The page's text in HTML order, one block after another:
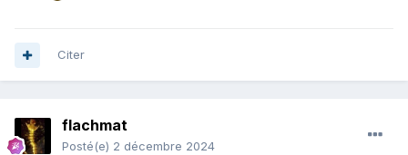
Citer
flachmat
Posté(e) 2 décembre 2024